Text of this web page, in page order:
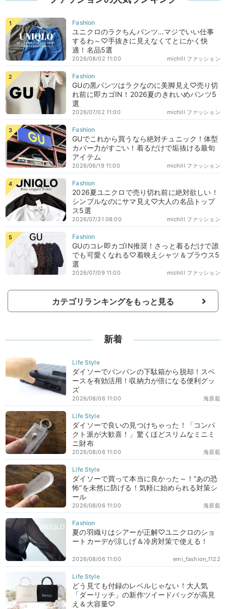
ユニクロのラクちんパンツ…マジでいい仕事
するわ～♡手抜きに見えなくてとにかく快
適！名品5選
michill ファッション
2026/08/02 11:00
GUの黒パンツはラクなのに美脚見え♡売り切
れ前に即カゴIN！2026夏のきれいめパンツ5
選
michill ファッション
2026/07/02 11:00
GUでこれから買うなら絶対チュニック！体型
カバー力がすごい！着るだけで垢抜ける最旬
アイテム
michill ファッション
2026/06/19 11:00
2026夏ユニクロで売り切れ前に絶対欲しい！
シンプルなのにサマ見え♡大人の名品トップ
ス5選
michill ファッション
2026/07/31 08:00
GUのコレ即カゴIN推奨！さっと着るだけで誰
でも可愛くなれる♡着映えシャツ＆ブラウス5
選
michill ファッション
2026/07/09 11:00
カテゴリランキングをもっと見る
新着
ダイソーでパンパンの下駄箱から脱却！スペ
ースを有効活用！収納力が倍になる便利グッ
ズ
海原藍
2026/08/06 11:00
ダイソーで良いの見つけちゃった！「コンパ
クト派が大歓喜！」驚くほどスリムなミニミ
ニ財布
海原藍
2026/08/06 11:00
ダイソーで買って本当に良かった～！“あの恐
怖”を未然に防げる！気軽に始められる対策シ
ール
海原藍
2026/08/06 11:00
夏の羽織りはシアーが正解♡ユニクロのショ
ートカーデが涼しげ＆冷房対策で使える！
emi_fashion_1122
2026/08/06 11:00
どう見ても付録のレベルじゃない！大人気
「ダーリッチ」の新作ツイードバッグが高見
え＆大容量♡